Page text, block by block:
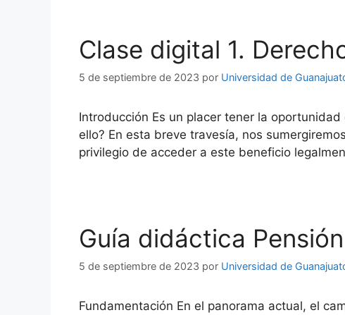
Clase digital 1.
5 de septiembre de 2023 por Universidad de
Introducción Es un placer tener la
ello? En esta breve travesía, nos
privilegio de acceder a este beneficio
Guía didáctica
5 de septiembre de 2023 por Universidad de
Fundamentación En el panorama actual, el